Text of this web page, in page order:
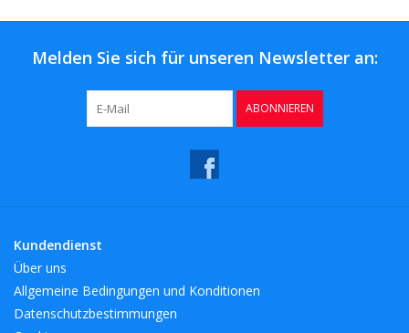
Melden Sie sich für unseren Newsletter an:
ABONNIEREN
Kundendienst
Über uns
Allgemeine Bedingungen und Konditionen
Datenschutzbestimmungen